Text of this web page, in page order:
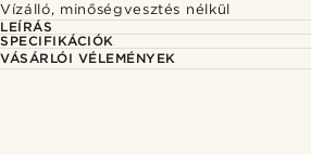
Vízálló, minőségvesztés nélkül
LEÍRÁS
SPECIFIKÁCIÓK
VÁSÁRLÓI VÉLEMÉNYEK